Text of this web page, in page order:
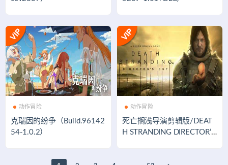
动作冒险
克瑞因的纷争（Build.96142
54-1.0.2）
动作冒险
死亡搁浅导演剪辑版/DEAT
H STRANDING DIRECTOR’S